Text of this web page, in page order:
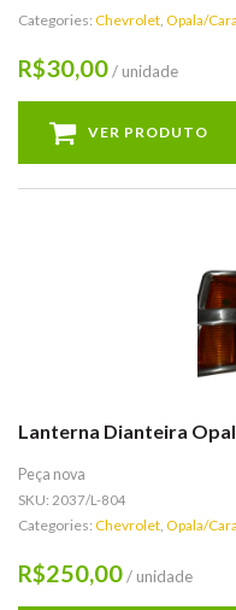
Categories: Chevrolet Opala/
R$30,00/ unidade
VER PRODUTO
Lanterna Dianteira
Peça nova
SKU: 2037/L-804
Categories: Chevrolet Opala/
R$250,00/ unidade